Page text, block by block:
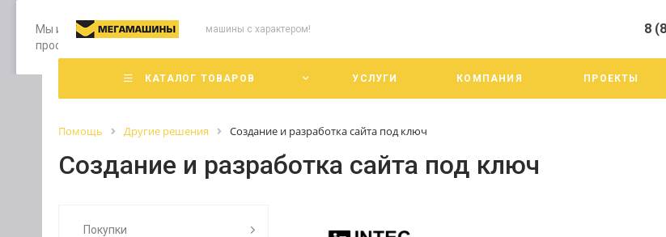
Мы используем файлы cookie, разработанные нашими специалистами и третьими лицами, для анализа событий на
просмотр страниц нашего сайта, вы принимаете условия его использования. Более подробные сведения смотрите
машины с характером! 8
г.
тракт
КАТАЛОГ ТОВАРОВ УСЛУГИ КОМПАНИЯ ПРОЕКТЫ
Помощь Другие решения Создание и разработка сайта под ключ
Создание и разработка сайта под ключ
Покупки